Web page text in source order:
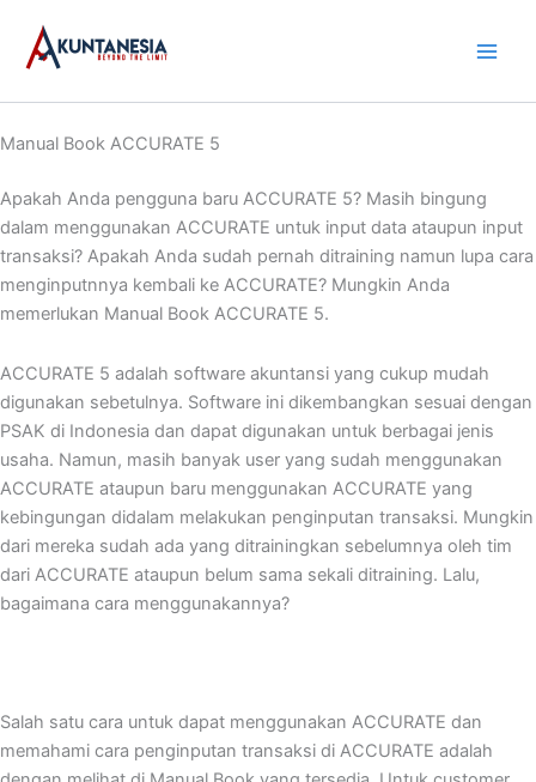
content
Manual Book ACCURATE 5
Apakah Anda pengguna baru ACCURATE 5? Masih bingung
dalam menggunakan ACCURATE untuk input data ataupun input
transaksi? Apakah Anda sudah pernah ditraining namun lupa cara
menginputnnya kembali ke ACCURATE? Mungkin Anda
memerlukan Manual Book ACCURATE 5.
ACCURATE 5 adalah software akuntansi yang cukup mudah
digunakan sebetulnya. Software ini dikembangkan sesuai dengan
PSAK di Indonesia dan dapat digunakan untuk berbagai jenis
usaha. Namun, masih banyak user yang sudah menggunakan
ACCURATE ataupun baru menggunakan ACCURATE yang
kebingungan didalam melakukan penginputan transaksi. Mungkin
dari mereka sudah ada yang ditrainingkan sebelumnya oleh tim
dari ACCURATE ataupun belum sama sekali ditraining. Lalu,
bagaimana cara menggunakannya?
Salah satu cara untuk dapat menggunakan ACCURATE dan
memahami cara penginputan transaksi di ACCURATE adalah